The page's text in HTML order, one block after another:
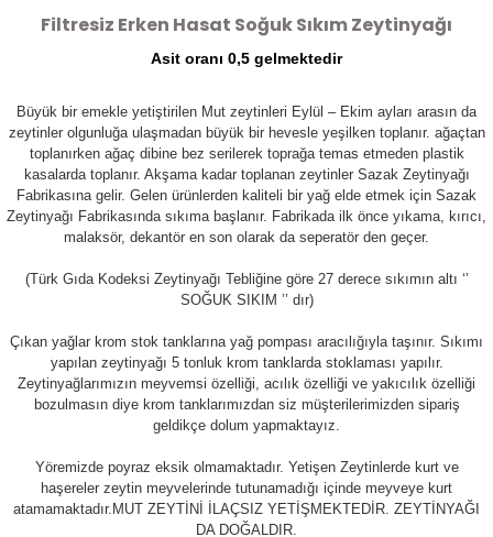
Filtresiz Erken Hasat Soğuk Sıkım Zeytinyağı
Asit oranı 0,5 gelmektedir
Büyük bir emekle yetiştirilen Mut zeytinleri Eylül – Ekim ayları arasın da
zeytinler olgunluğa ulaşmadan büyük bir hevesle yeşilken toplanır. ağaçtan
toplanırken ağaç dibine bez serilerek toprağa temas etmeden plastik
kasalarda toplanır. Akşama kadar toplanan zeytinler Sazak Zeytinyağı
Fabrikasına gelir. Gelen ürünlerden kaliteli bir yağ elde etmek için Sazak
Zeytinyağı Fabrikasında sıkıma başlanır. Fabrikada ilk önce yıkama, kırıcı,
malaksör, dekantör en son olarak da seperatör den geçer.
(Türk Gıda Kodeksi Zeytinyağı Tebliğine göre 27 derece sıkımın altı ‘’
SOĞUK SIKIM ’’ dır)
Çıkan yağlar krom stok tanklarına yağ pompası aracılığıyla taşınır. Sıkımı
yapılan zeytinyağı 5 tonluk krom tanklarda stoklaması yapılır.
Zeytinyağlarımızın meyvemsi özelliği, acılık özelliği ve yakıcılık özelliği
bozulmasın diye krom tanklarımızdan siz müşterilerimizden sipariş
geldikçe dolum yapmaktayız.
Yöremizde poyraz eksik olmamaktadır. Yetişen Zeytinlerde kurt ve
haşereler zeytin meyvelerinde tutunamadığı içinde meyveye kurt
atamamaktadır.MUT ZEYTİNİ İLAÇSIZ YETİŞMEKTEDİR. ZEYTİNYAĞI
DA DOĞALDIR.